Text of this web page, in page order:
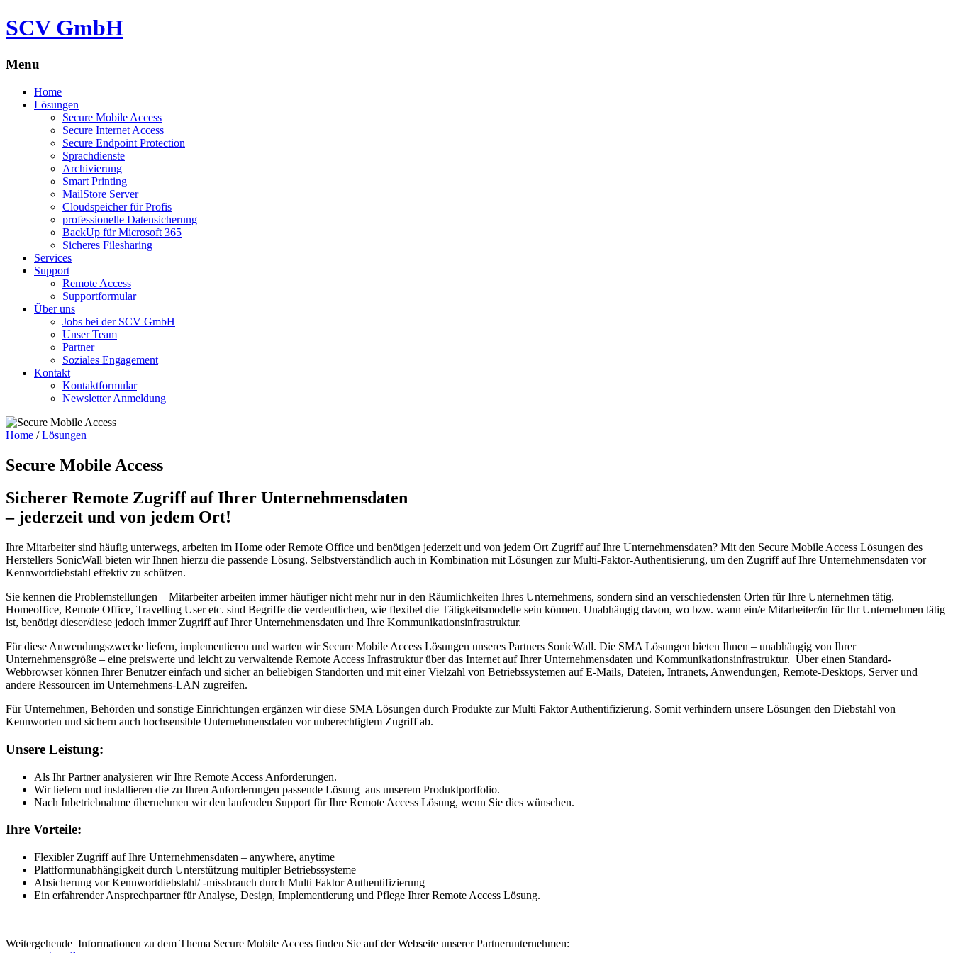
SCV GmbH
Menu
Skip
Home
Lösungen
Secure Mobile Access
Secure Internet Access
Secure Endpoint Protection
Sprachdienste
Archivierung
Smart Printing
MailStore Server
Cloudspeicher für Profis
professionelle Datensicherung
BackUp für Microsoft 365
Sicheres Filesharing
Services
Support
Remote Access
Supportformular
Über uns
Jobs bei der SCV GmbH
Unser Team
Partner
Soziales Engagement
Kontakt
Kontaktformular
Newsletter Anmeldung
Home / Lösungen
Secure Mobile Access
Sicherer Remote Zugriff auf Ihrer Unternehmensdaten
– jederzeit und von jedem Ort!
Ihre Mitarbeiter sind häufig unterwegs, arbeiten im Home oder Remote Office und benötigen jederzeit und von jedem Ort Zugriff auf Ihre Unternehmensdaten? Mit den Secure Mobile Access Lösungen des
Herstellers SonicWall bieten wir Ihnen hierzu die passende Lösung. Selbstverständlich auch in Kombination mit Lösungen zur Multi-Faktor-Authentisierung, um den Zugriff auf Ihre Unternehmensdaten vor
Kennwortdiebstahl effektiv zu schützen.
Sie kennen die Problemstellungen – Mitarbeiter arbeiten immer häufiger nicht mehr nur in den Räumlichkeiten Ihres Unternehmens, sondern sind an verschiedensten Orten für Ihre Unternehmen tätig.
Homeoffice, Remote Office, Travelling User etc. sind Begriffe die verdeutlichen, wie flexibel die Tätigkeitsmodelle sein können. Unabhängig davon, wo bzw. wann ein/e Mitarbeiter/in für Ihr Unternehmen tätig
ist, benötigt dieser/diese jedoch immer Zugriff auf Ihrer Unternehmensdaten und Ihre Kommunikationsinfrastruktur.
Für diese Anwendungszwecke liefern, implementieren und warten wir Secure Mobile Access Lösungen unseres Partners SonicWall. Die SMA Lösungen bieten Ihnen – unabhängig von Ihrer
Unternehmensgröße – eine preiswerte und leicht zu verwaltende Remote Access Infrastruktur über das Internet auf Ihrer Unternehmensdaten und Kommunikationsinfrastruktur. Über einen Standard-
Webbrowser können Ihrer Benutzer einfach und sicher an beliebigen Standorten und mit einer Vielzahl von Betriebssystemen auf E-Mails, Dateien, Intranets, Anwendungen, Remote-Desktops, Server und
andere Ressourcen im Unternehmens-LAN zugreifen.
Für Unternehmen, Behörden und sonstige Einrichtungen ergänzen wir diese SMA Lösungen durch Produkte zur Multi Faktor Authentifizierung. Somit verhindern unsere Lösungen den Diebstahl von
Kennworten und sichern auch hochsensible Unternehmensdaten vor unberechtigtem Zugriff ab.
Unsere Leistung:
Als Ihr Partner analysieren wir Ihre Remote Access Anforderungen.
Wir liefern und installieren die zu Ihren Anforderungen passende Lösung aus unserem Produktportfolio.
Nach Inbetriebnahme übernehmen wir den laufenden Support für Ihre Remote Access Lösung, wenn Sie dies wünschen.
Ihre Vorteile:
Flexibler Zugriff auf Ihre Unternehmensdaten – anywhere, anytime
Plattformunabhängigkeit durch Unterstützung multipler Betriebssysteme
Absicherung vor Kennwortdiebstahl/ -missbrauch durch Multi Faktor Authentifizierung
Ein erfahrender Ansprechpartner für Analyse, Design, Implementierung und Pflege Ihrer Remote Access Lösung.
Weitergehende Informationen zu dem Thema Secure Mobile Access finden Sie auf der Webseite unserer Partnerunternehmen: